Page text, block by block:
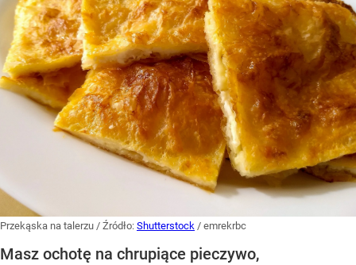
Przekąska na talerzu / Źródło: Shutterstock / emrekrbc
Masz ochotę na chrupiące pieczywo,